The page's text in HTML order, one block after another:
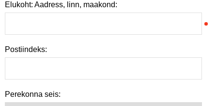
Elukoht: Aadress, linn, maakond:
Postiindeks:
Perekonna seis: